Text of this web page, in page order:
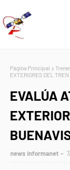
Página Principal
EXTERIORES DEL
EVALÚA
news informanet